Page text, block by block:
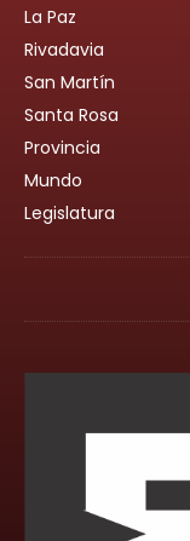
La Paz
Rivadavia
San Martín
Santa Rosa
Provincia
Mundo
Legislatura